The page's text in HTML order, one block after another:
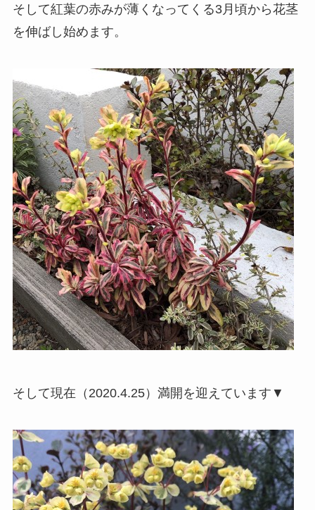
そして紅葉の赤みが薄くなってくる3月頃から花茎
を伸ばし始めます。
そして現在（2020.4.25）満開を迎えています▼